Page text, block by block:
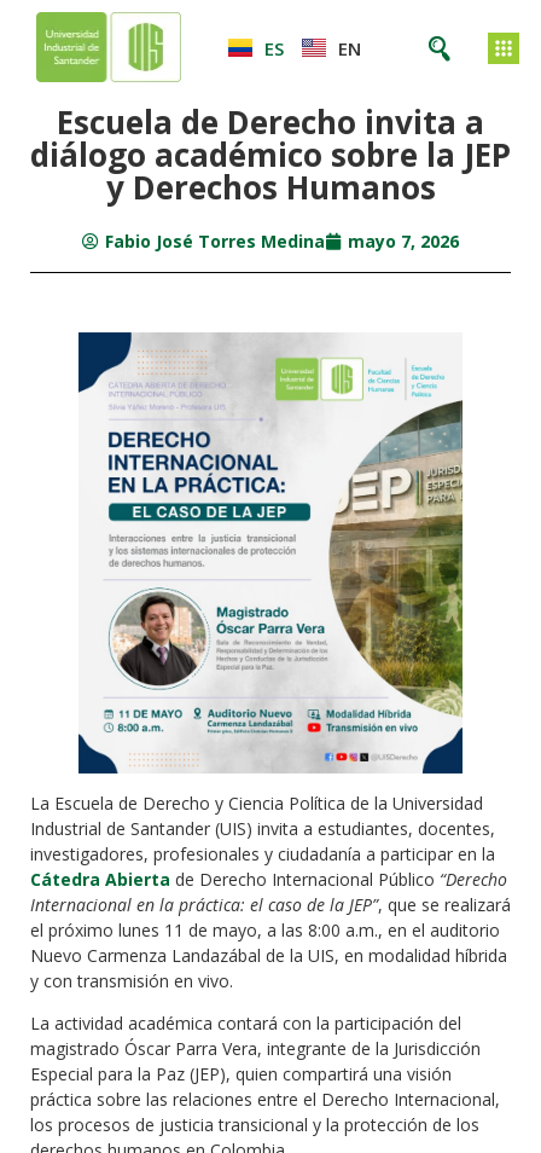
ES EN
Escuela de Derecho invita a
diálogo académico sobre la JEP
y Derechos Humanos
Fabio José Torres Medina mayo 7, 2026
La Escuela de Derecho y Ciencia Política de la Universidad
Industrial de Santander (UIS) invita a estudiantes, docentes,
investigadores, profesionales y ciudadanía a participar en la
Cátedra Abierta de Derecho Internacional Público “Derecho
Internacional en la práctica: el caso de la JEP”, que se realizará
el próximo lunes 11 de mayo, a las 8:00 a.m., en el auditorio
Nuevo Carmenza Landazábal de la UIS, en modalidad híbrida
y con transmisión en vivo.
La actividad académica contará con la participación del
magistrado Óscar Parra Vera, integrante de la Jurisdicción
Especial para la Paz (JEP), quien compartirá una visión
práctica sobre las relaciones entre el Derecho Internacional,
los procesos de justicia transicional y la protección de los